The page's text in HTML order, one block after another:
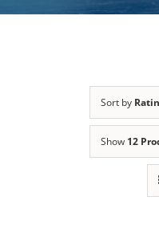
Sort by
Show 12